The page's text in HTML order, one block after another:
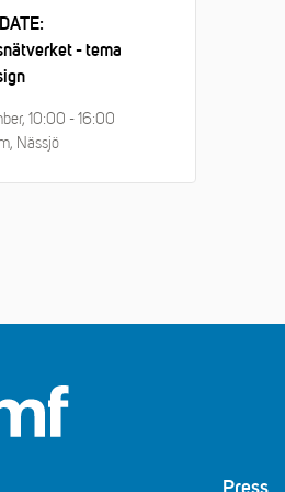
- tema
10:00 - 16:00
Nässjö